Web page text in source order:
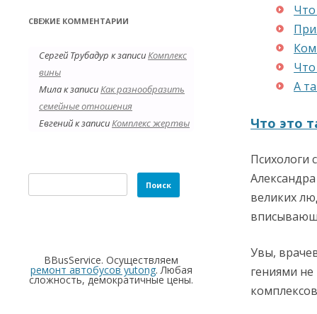
СВЕЖИЕ КОММЕНТАРИИ
Сергей Трубадур к записиКомплекс
вины
Милак записиКак разнообразить
семейные отношения
Евгенийк записиКомплекс жертвы
Найти:
BBusService. Осуществляем
ремонт автобусов yutong. Любая
сложность, демократичные цены.
Что
Что
А
Что это
Психологи
великих
Увы,
гениями